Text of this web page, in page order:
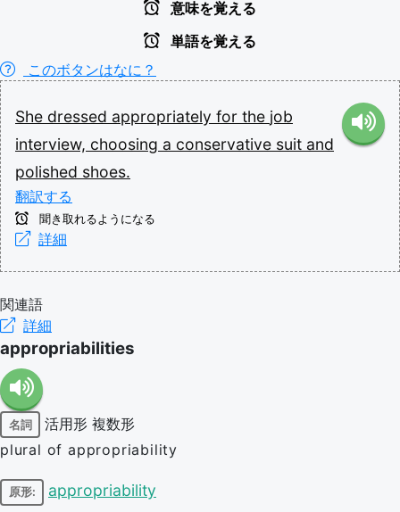
意味を覚える
単語を覚える
このボタンはなに？
She dressed appropriately for the job
interview, choosing a conservative suit and
polished shoes.
翻訳する
聞き取れるようになる
詳細
関連語
詳細
appropriabilities
名詞 活用形 複数形
plural of appropriability
原形: appropriability